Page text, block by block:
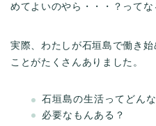
めてよいのやら・・・？ってな
実際、わたしが石垣島で働き
ことがたくさんありました。
石垣島の生活ってどん
必要なもんある？